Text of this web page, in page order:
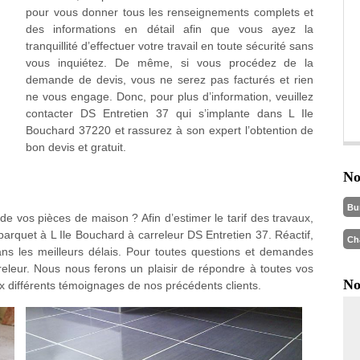
pour vous donner tous les renseignements complets et
des informations en détail afin que vous ayez la
tranquillité d’effectuer votre travail en toute sécurité sans
vous inquiétez. De même, si vous procédez de la
demande de devis, vous ne serez pas facturés et rien
ne vous engage. Donc, pour plus d’information, veuillez
contacter DS Entretien 37 qui s’implante dans L Ile
Bouchard 37220 et rassurez à son expert l’obtention de
bon devis et gratuit.
vos pièces de maison ? Afin d’estimer le tarif des travaux,
à L Ile Bouchard à carreleur DS Entretien 37. Réactif,
les meilleurs délais. Pour toutes questions et demandes
Nous nous ferons un plaisir de répondre à toutes vos
témoignages de nos précédents clients.